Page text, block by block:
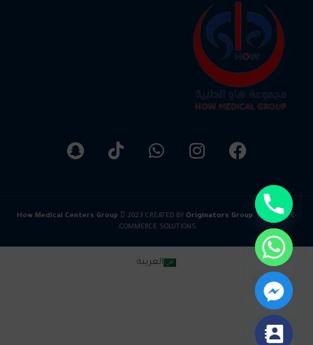
How Medical Centers Group 2023 CREATED BY Originators Group. PREMIUM E-
COMMERCE SOLUTIONS.
العربية